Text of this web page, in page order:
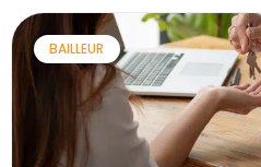
BAILLEUR